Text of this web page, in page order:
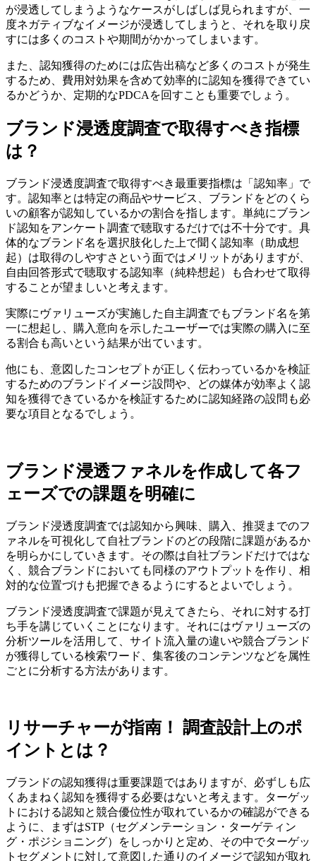
が浸透してしまうようなケースがしばしば見られますが、一
度ネガティブなイメージが浸透してしまうと、それを取り戻
すには多くのコストや期間がかかってしまいます。
また、認知獲得のためには広告出稿など多くのコストが発生
するため、費用対効果を含めて効率的に認知を獲得できてい
るかどうか、定期的なPDCAを回すことも重要でしょう。
ブランド浸透度調査で取得すべき指標
は？
ブランド浸透度調査で取得すべき最重要指標は「認知率」で
す。認知率とは特定の商品やサービス、ブランドをどのくら
いの顧客が認知しているかの割合を指します。単純にブラン
ド認知をアンケート調査で聴取するだけでは不十分です。具
体的なブランド名を選択肢化した上で聞く認知率（助成想
起）は取得のしやすさという面ではメリットがありますが、
自由回答形式で聴取する認知率（純粋想起）も合わせて取得
することが望ましいと考えます。
実際にヴァリューズが実施した自主調査でもブランド名を第
一に想起し、購入意向を示したユーザーでは実際の購入に至
る割合も高いという結果が出ています。
他にも、意図したコンセプトが正しく伝わっているかを検証
するためのブランドイメージ設問や、どの媒体が効率よく認
知を獲得できているかを検証するために認知経路の設問も必
要な項目となるでしょう。
ブランド浸透ファネルを作成して各フ
ェーズでの課題を明確に
ブランド浸透度調査では認知から興味、購入、推奨までのフ
ァネルを可視化して自社ブランドのどの段階に課題があるか
を明らかにしていきます。その際は自社ブランドだけではな
く、競合ブランドにおいても同様のアウトプットを作り、相
対的な位置づけも把握できるようにするとよいでしょう。
ブランド浸透度調査で課題が見えてきたら、それに対する打
ち手を講じていくことになります。それにはヴァリューズの
分析ツールを活用して、サイト流入量の違いや競合ブランド
が獲得している検索ワード、集客後のコンテンツなどを属性
ごとに分析する方法があります。
リサーチャーが指南！ 調査設計上のポ
イントとは？
ブランドの認知獲得は重要課題ではありますが、必ずしも広
くあまねく認知を獲得する必要はないと考えます。ターゲッ
トにおける認知と競合優位性が取れているかの確認ができる
ように、まずはSTP（セグメンテーション・ターゲティン
グ・ポジショニング）をしっかりと定め、その中でターゲッ
トセグメントに対して意図した通りのイメージで認知が取れ